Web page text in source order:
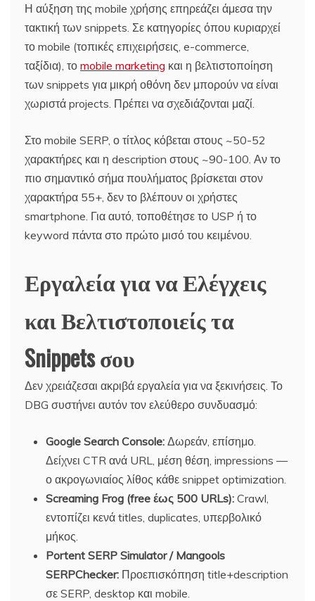
Η αύξηση της mobile χρήσης επηρεάζει άμεσα την
τακτική των snippets. Σε κατηγορίες όπου κυριαρχεί
το mobile (τοπικές επιχειρήσεις, e-commerce,
ταξίδια), το mobile marketing και η βελτιστοποίηση
των snippets για μικρή οθόνη δεν μπορούν να είναι
χωριστά projects. Πρέπει να σχεδιάζονται μαζί.
Στο mobile SERP, ο τίτλος κόβεται στους ~50-52
χαρακτήρες και η description στους ~90-100. Αν το
πιο σημαντικό σήμα πουλήματος βρίσκεται στον
χαρακτήρα 55+, δεν το βλέπουν οι χρήστες
smartphone. Για αυτό, τοποθέτησε το USP ή το
keyword πάντα στο πρώτο μισό του κειμένου.
Εργαλεία για να Ελέγχεις
και Βελτιστοποιείς τα
Snippets σου
Δεν χρειάζεσαι ακριβά εργαλεία για να ξεκινήσεις. Το
DBG συστήνει αυτόν τον ελεύθερο συνδυασμό:
Google Search Console: Δωρεάν, επίσημο.
Δείχνει CTR ανά URL, μέση θέση, impressions —
ο ακρογωνιαίος λίθος κάθε snippet optimization.
Screaming Frog (free έως 500 URLs): Crawl,
εντοπίζει κενά titles, duplicates, υπερβολικό
μήκος.
Portent SERP Simulator / Mangools
SERPChecker: Προεπισκόπηση title+description
σε SERP, desktop και mobile.